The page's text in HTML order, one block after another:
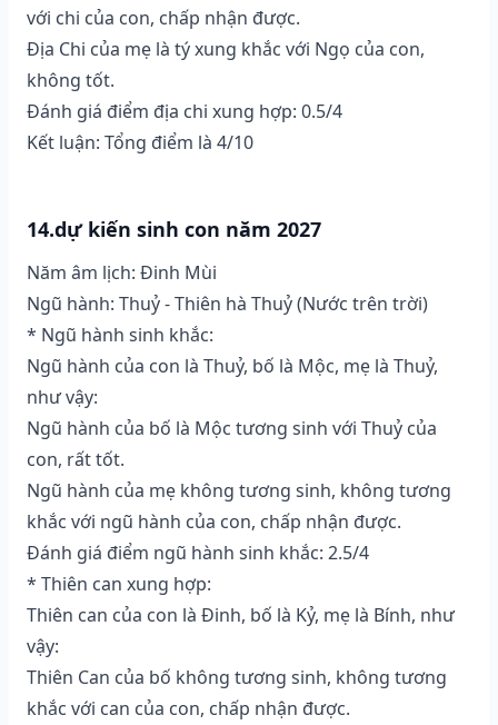
với chi của con, chấp nhận được.
Địa Chi của mẹ là tý xung khắc với Ngọ của con,
không tốt.
Đánh giá điểm địa chi xung hợp: 0.5/4
Kết luận: Tổng điểm là 4/10
14.dự kiến sinh con năm 2027
Năm âm lịch: Đinh Mùi
Ngũ hành: Thuỷ - Thiên hà Thuỷ (Nước trên trời)
* Ngũ hành sinh khắc:
Ngũ hành của con là Thuỷ, bố là Mộc, mẹ là Thuỷ,
như vậy:
Ngũ hành của bố là Mộc tương sinh với Thuỷ của
con, rất tốt.
Ngũ hành của mẹ không tương sinh, không tương
khắc với ngũ hành của con, chấp nhận được.
Đánh giá điểm ngũ hành sinh khắc: 2.5/4
* Thiên can xung hợp:
Thiên can của con là Đinh, bố là Kỷ, mẹ là Bính, như
vậy:
Thiên Can của bố không tương sinh, không tương
khắc với can của con, chấp nhận được.